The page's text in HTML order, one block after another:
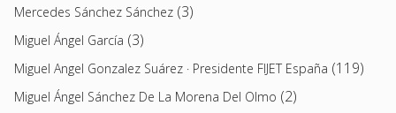
Mercedes Sánchez Sánchez (3)
Miguel Ángel García (3)
Miguel Angel Gonzalez Suárez · Presidente FIJET España (119)
Miguel Ángel Sánchez De La Morena Del Olmo (2)